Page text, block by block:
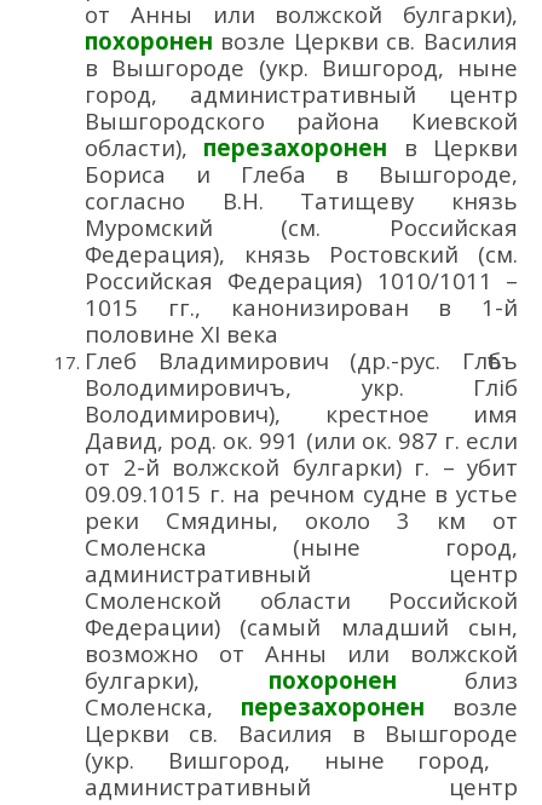
от Анны или волжской булгарки),
похоронен возле Церкви св. Василия
в Вышгороде (укр. Вишгород, ныне
город, административный центр
Вышгородского района Киевской
области), перезахоронен в Церкви
Бориса и Глеба в Вышгороде,
согласно В.Н. Татищеву князь
Муромский
(см. Российская
Федерация), князь Ростовский (см.
Российская Федерация) 1010/1011
–
1015 гг., канонизирован в 1-й
половине XI века
Глеб Владимирович (др.-рус. Глѣбъ
Володимировичъ, укр. Гліб
Володимирович), крестное имя
Давид, род. ок. 991 (или ок. 987 г. если
от 2-й волжской булгарки) г. – убит
09.09.1015 г. на речном судне в устье
реки Смядины, около 3 км от
Смоленска (ныне город,
административный центр
Смоленской области Российской
Федерации) (самый младший сын,
возможно от Анны или волжской
булгарки), похоронен близ
Смоленска,
перезахоронен возле
Церкви св. Василия в Вышгороде
(укр. Вишгород, ныне город,
административный центр